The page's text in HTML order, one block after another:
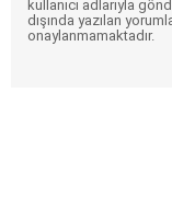
kullanıcı adlarıyla
dışında yazılan
onaylanmamaktadır.